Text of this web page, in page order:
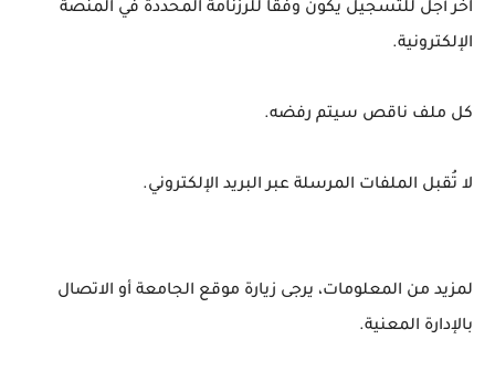
آخر أجل للتسجيل يكون وفقًا للرزنامة المحددة في المنصة
الإلكترونية.
كل ملف ناقص سيتم رفضه.
لا تُقبل الملفات المرسلة عبر البريد الإلكتروني.
لمزيد من المعلومات، يرجى زيارة موقع الجامعة أو الاتصال
بالإدارة المعنية.